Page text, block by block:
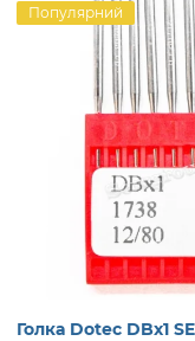
Популярний
Голка Dotec DBx1